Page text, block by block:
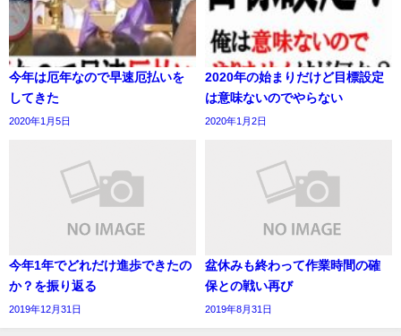
今年は厄年なので早速厄払いを
してきた
2020年1月5日
2020年の始まりだけど目標設定
は意味ないのでやらない
2020年1月2日
今年1年でどれだけ進歩できたの
か？を振り返る
2019年12月31日
盆休みも終わって作業時間の確
保との戦い再び
2019年8月31日